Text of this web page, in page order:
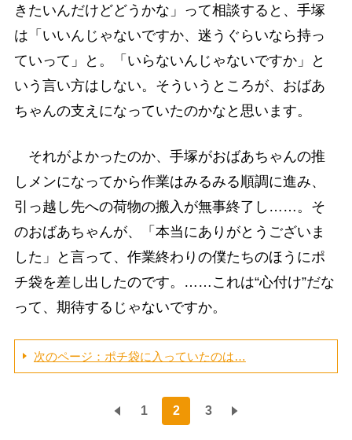
きたいんだけどどうかな」って相談すると、手塚
は「いいんじゃないですか、迷うぐらいなら持っ
ていって」と。「いらないんじゃないですか」と
いう言い方はしない。そういうところが、おばあ
ちゃんの支えになっていたのかなと思います。
それがよかったのか、手塚がおばあちゃんの推
しメンになってから作業はみるみる順調に進み、
引っ越し先への荷物の搬入が無事終了し……。そ
のおばあちゃんが、「本当にありがとうございま
した」と言って、作業終わりの僕たちのほうにポ
チ袋を差し出したのです。……これは“心付け”だな
って、期待するじゃないですか。
次のページ：ポチ袋に入っていたのは…
1 2 3